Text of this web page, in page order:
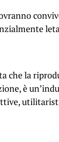
che la
è